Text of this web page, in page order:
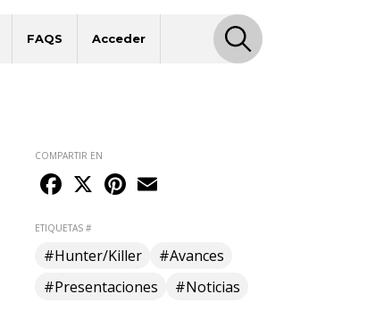
FAQS Acceder
COMPARTIR EN
Facebook
X Pinterest
ETIQUETAS #
#Hunter/Killer
#Avances
#Presentaciones
#Noticias